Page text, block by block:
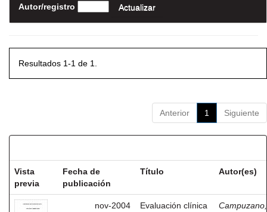
Autor/registro
Resultados 1-1 de 1.
Anterior 1 Siguiente
Vista
previa
Fecha de
publicación
Título Autor(es)
nov-2004
Evaluación clínica
Campuzano,